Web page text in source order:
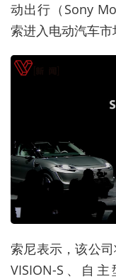
动出行（Sony
索进入电动汽车市
索尼表示，该公
VISION-S、自